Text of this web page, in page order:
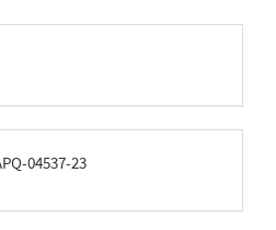
04537-23